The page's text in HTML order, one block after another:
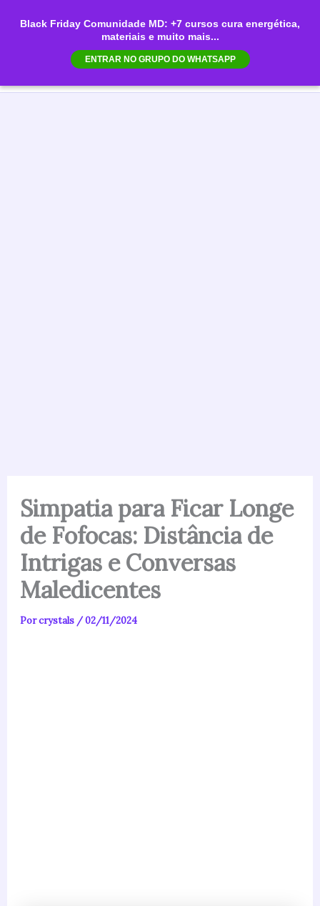
Black Friday Comunidade MD: +7 cursos cura energética,
materiais e muito mais...
ENTRAR NO GRUPO DO WHATSAPP
para
Simpatia para Ficar Longe
de Fofocas: Distância de
Intrigas e Conversas
Maledicentes
Porcrystals /02/11/2024